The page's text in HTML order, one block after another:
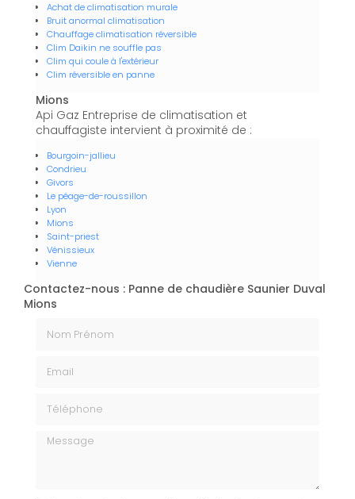
Achat de climatisation murale
Bruit anormal climatisation
Chauffage climatisation réversible
Clim Daikin ne souffle pas
Clim qui coule à l'extérieur
Clim réversible en panne
Mions
Api Gaz Entreprise de climatisation et
chauffagiste intervient à proximité de :
Bourgoin-jallieu
Condrieu
Givors
Le péage-de-roussillon
Lyon
Mions
Saint-priest
Vénissieux
Vienne
Contactez-nous : Panne de chaudière Saunier Duval
Mions
Message